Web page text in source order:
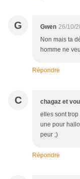
G Gwen 26/10/
Non mais ta
homme ne
Répondre
C chagaz et
elles sont
une pour
peur ;)
Répondre